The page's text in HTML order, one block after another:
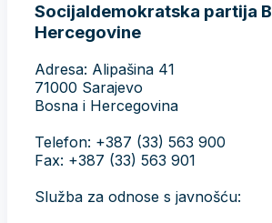
Socijaldemokratska partija
Hercegovine
Adresa: Alipašina 41
71000 Sarajevo
Bosna i Hercegovina
Telefon: +387 (33) 563 900
Fax: +387 (33) 563 901
Služba za odnose s javnošću: